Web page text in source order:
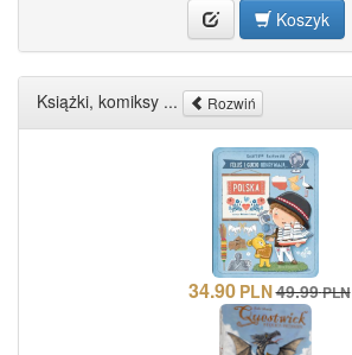
Koszyk
Książki, komiksy ... Rozwiń
34.90 PLN49.99PLN